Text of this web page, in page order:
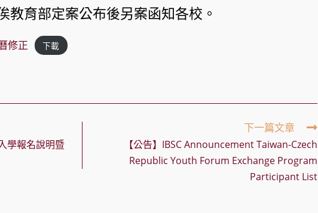
教育部定案公布後另案函知各校。
修正 下載
學報名說明暨
下一篇文章
【公告】IBSC Announcement Taiwan-Czech
Republic Youth Forum Exchange Program
Participant List